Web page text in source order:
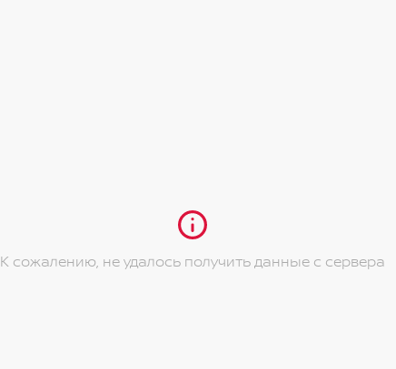
К сожалению, не удалось получить данные с сервера